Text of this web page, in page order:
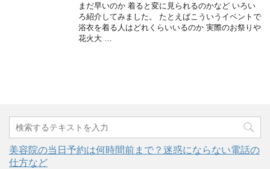
まだ早いのか 着ると変に見られるのかなど いろい
ろ紹介してみました。 たとえばこういうイベントで
浴衣を着る人はどれくらいいるのか 実際のお祭りや
花火大 …
美容院の当日予約は何時間前まで？迷惑にならない電話の
仕方など